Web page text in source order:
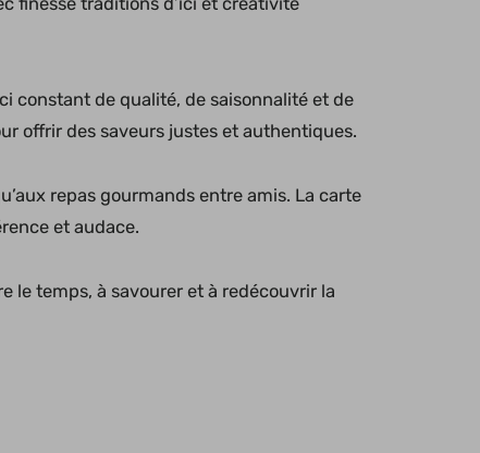
constant de qualité, de saisonnalité et de
offrir des saveurs justes et authentiques.
repas gourmands entre amis. La carte
et audace.
le temps, à savourer et à redécouvrir la